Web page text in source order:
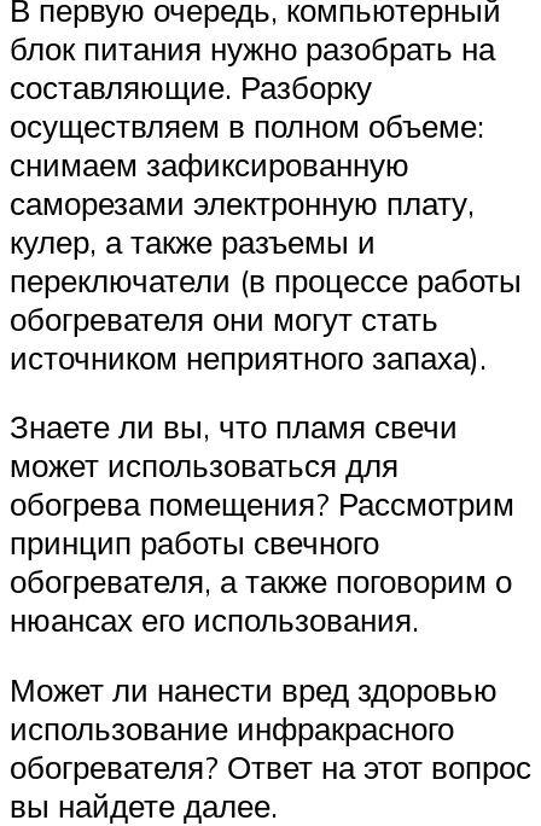
В первую очередь, компьютерный
блок питания нужно разобрать на
составляющие. Разборку
осуществляем в полном объеме:
снимаем зафиксированную
саморезами электронную плату,
кулер, а также разъемы и
переключатели (в процессе работы
обогревателя они могут стать
источником неприятного запаха).
Знаете ли вы, что пламя свечи
может использоваться для
обогрева помещения? Рассмотрим
принцип работы свечного
обогревателя, а также поговорим о
нюансах его использования.
Может ли нанести вред здоровью
использование инфракрасного
обогревателя? Ответ на этот вопрос
вы найдете далее.